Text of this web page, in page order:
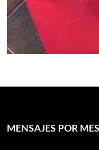
MENSAJES POR MES